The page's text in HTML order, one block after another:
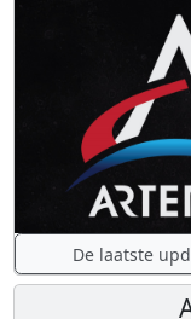
De laatste